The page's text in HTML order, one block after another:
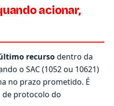
acionar,
recursodentro da
o SAC (1052 ou 10621)
no prazo prometido. É
protocolo do